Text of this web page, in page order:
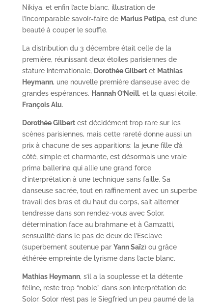
Nikiya, et enfin l’acte blanc, illustration de
l’incomparable savoir-faire de Marius Petipa, est d’une
beauté à couper le souffle.
La distribution du 3 décembre était celle de la
première, réunissant deux étoiles parisiennes de
stature internationale, Dorothée Gilbertet Mathias
Heymann, une nouvelle première danseuse avec de
grandes espérances, Hannah O’Neill, et la quasi étoile,
François Alu.
Dorothée Gilbertest décidément trop rare sur les
scènes parisiennes, mais cette rareté donne aussi un
prix à chacune de ses apparitions: la jeune fille d’à
côté, simple et charmante, est désormais une vraie
prima ballerina qui allie une grand force
d’interprétation à une technique sans faille. Sa
danseuse sacrée, tout en raffinement avec un superbe
travail des bras et du haut du corps, sait alterner
tendresse dans son rendez-vous avec Solor,
détermination face au brahmane et à Gamzatti,
sensualité dans le pas de deux de l’Esclave
(superbement soutenue par Yann Saïz) ou grâce
éthérée empreinte de lyrisme dans l’acte blanc.
Mathias Heymann, s’il a la souplesse et la détente
féline, reste trop “noble” dans son interprétation de
Solor. Solor n’est pas le Siegfried un peu paumé de la